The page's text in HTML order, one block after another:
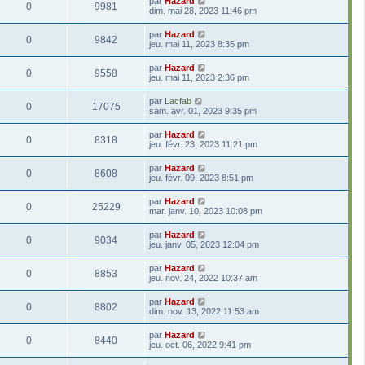
0 9981
dim. mai 28, 2023 11:46 pm
0 9842 par Hazard
jeu. mai 11, 2023 8:35 pm
0 9558 par Hazard
jeu. mai 11, 2023 2:36 pm
0 17075 par Lacfab
sam. avr. 01, 2023 9:35 pm
0 8318 par Hazard
jeu. févr. 23, 2023 11:21 pm
0 8608 par Hazard
jeu. févr. 09, 2023 8:51 pm
0 25229 par Hazard
mar. janv. 10, 2023 10:08 pm
0 9034 par Hazard
jeu. janv. 05, 2023 12:04 pm
0 8853 par Hazard
jeu. nov. 24, 2022 10:37 am
0 8802 par Hazard
dim. nov. 13, 2022 11:53 am
0 8440 par Hazard
jeu. oct. 06, 2022 9:41 pm